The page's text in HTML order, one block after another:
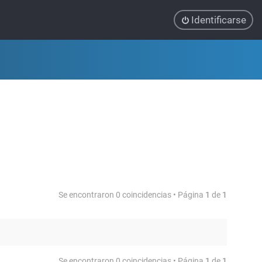
Identificarse
Se encontraron 0 coincidencias • Página 1 de 1